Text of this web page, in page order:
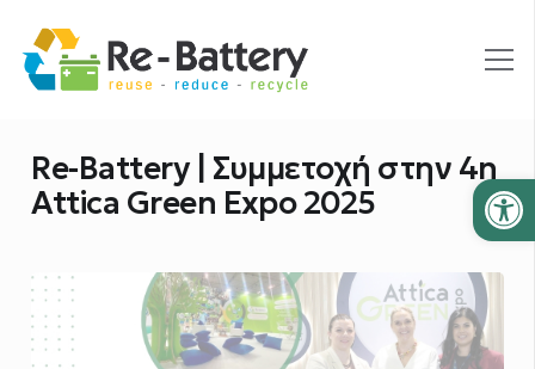
Re-Battery | Συμμετοχή στην 4η
Attica Green Expo 2025